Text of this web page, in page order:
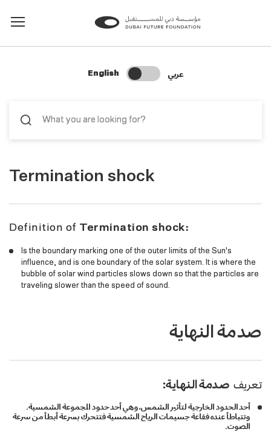
English Change Search Language
عربي
Termination shock
Definition of Termination shock:
Is the boundary marking one of the outer limits of the Sun's
influence, and is one boundary of the solar system. It is where the
bubble of solar wind particles slows down so that the particles are
traveling slower than the speed of sound.
صدمة النهاية
تعريف صدمة النهاية:
أحد الحدود الخارجية لتأثير الشمس، وهي أحد حدود المجموعة الشمسية.
وتتباطأ عنده فقاعة جسيمات الرياح الشمسية فتتحرك بسرعة أبطأ من سرعة
الصوت.